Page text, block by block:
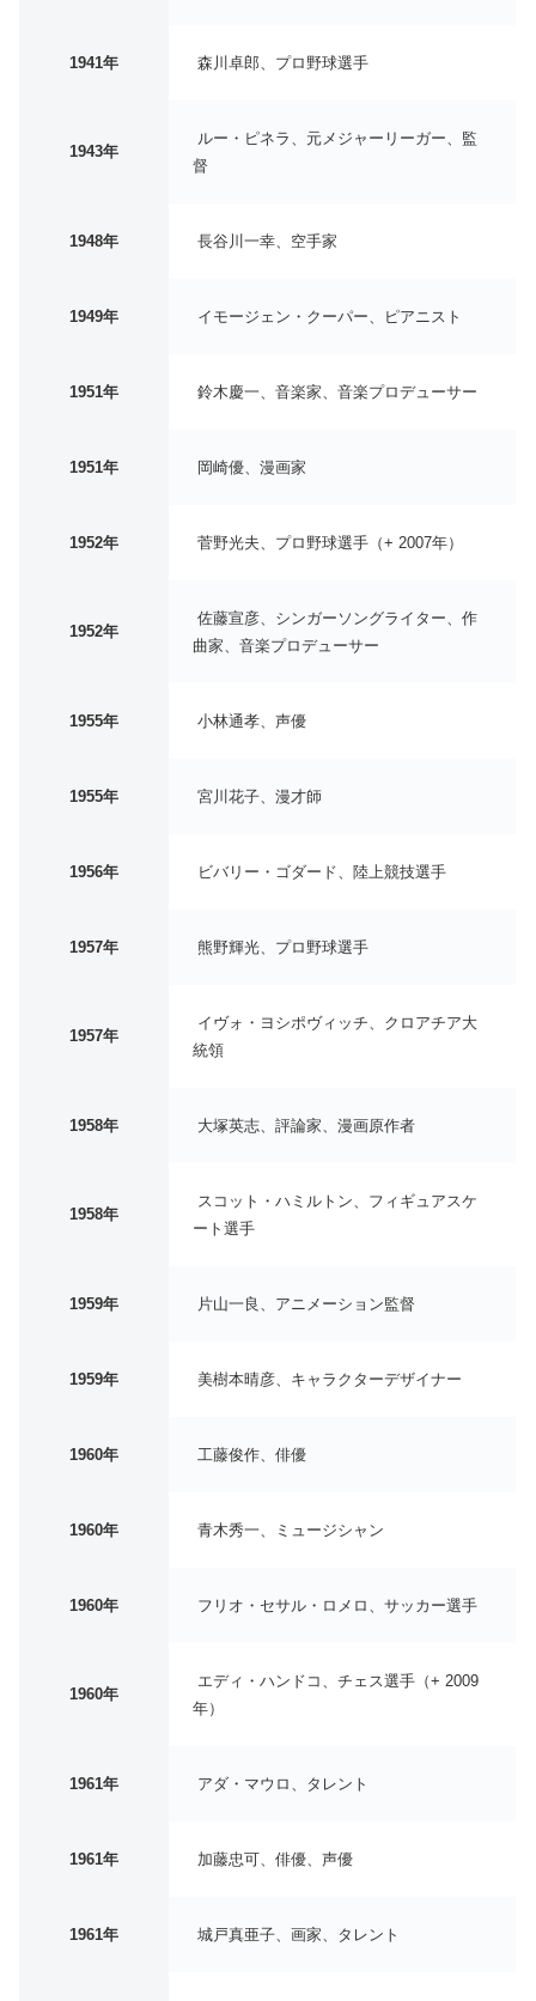
1941年 森川卓郎、プロ野球選手
1943年
ルー・ピネラ、元メジャーリーガー、監
督
1948年 長谷川一幸、空手家
1949年 イモージェン・クーパー、ピアニスト
1951年 鈴木慶一、音楽家、音楽プロデューサー
1951年 岡崎優、漫画家
1952年 菅野光夫、プロ野球選手（+ 2007年）
1952年
佐藤宣彦、シンガーソングライター、作
曲家、音楽プロデューサー
1955年 小林通孝、声優
1955年 宮川花子、漫才師
1956年 ビバリー・ゴダード、陸上競技選手
1957年 熊野輝光、プロ野球選手
1957年
イヴォ・ヨシポヴィッチ、クロアチア大
統領
1958年 大塚英志、評論家、漫画原作者
1958年
スコット・ハミルトン、フィギュアスケ
ート選手
1959年 片山一良、アニメーション監督
1959年 美樹本晴彦、キャラクターデザイナー
1960年 工藤俊作、俳優
1960年 青木秀一、ミュージシャン
1960年 フリオ・セサル・ロメロ、サッカー選手
1960年
エディ・ハンドコ、チェス選手（+ 2009
年）
1961年 アダ・マウロ、タレント
1961年 加藤忠可、俳優、声優
1961年 城戸真亜子、画家、タレント